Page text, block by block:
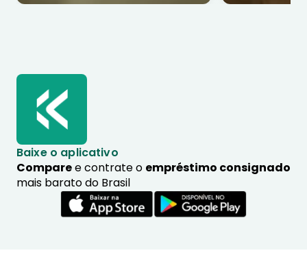
Baixe o aplicativo
Comparee contrate o empréstimo consignado
mais barato do Brasil